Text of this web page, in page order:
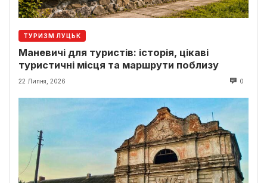
ТУРИЗМ ЛУЦЬК
Маневичі для туристів: історія, цікаві
туристичні місця та маршрути поблизу
22 Липня, 2026 0